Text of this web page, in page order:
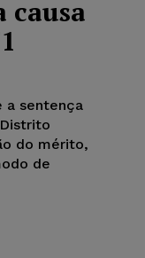
causa
a sentença
do mérito,
de